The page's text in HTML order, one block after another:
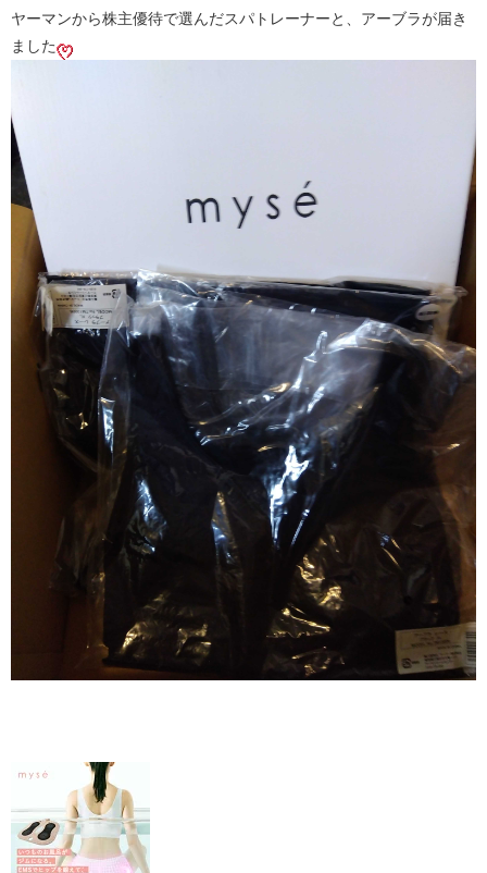
ヤーマンから株主優待で選んだスパトレーナーと、アーブラが届き
ました